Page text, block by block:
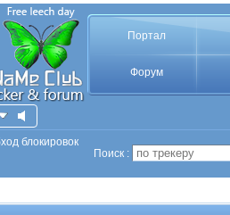
Портал
Форум
блокировок
Поиск :